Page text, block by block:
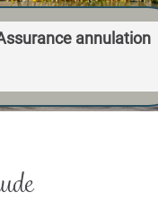
annulation